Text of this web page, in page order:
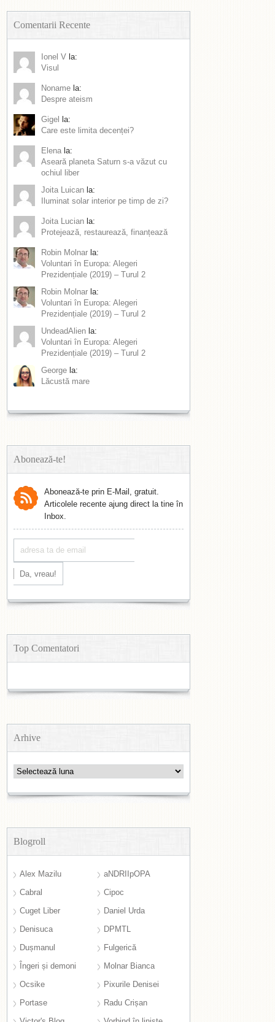
Comentarii Recente
Ionel V la:
Visul
Noname la:
Despre ateism
Gigel
la:
Care este limita decenței?
Elena la:
Aseară planeta Saturn s-a văzut cu
ochiul liber
Joita Luican la:
Iluminat solar interior pe timp de zi?
Joita Lucian la:
Protejează, restaurează, finanțează
Robin Molnar la:
Voluntari în Europa: Alegeri
Prezidențiale (2019) – Turul 2
Robin Molnar la:
Voluntari în Europa: Alegeri
Prezidențiale (2019) – Turul 2
UndeadAlien la:
Voluntari în Europa: Alegeri
Prezidențiale (2019) – Turul 2
George la:
Lăcustă mare
Abonează-te!
Abonează-te prin E-Mail, gratuit.
Articolele recente ajung direct la tine în
Inbox.
Top Comentatori
Arhive
Arhive
Blogroll
Alex Mazilu
aNDRIIpOPA
Cabral
Cipoc
Cuget Liber
Daniel Urda
Denisuca
DPMTL
Dușmanul
Fulgerică
Îngeri și demoni
Molnar Bianca
Ocsike
Pixurile Denisei
Portase
Radu Crișan